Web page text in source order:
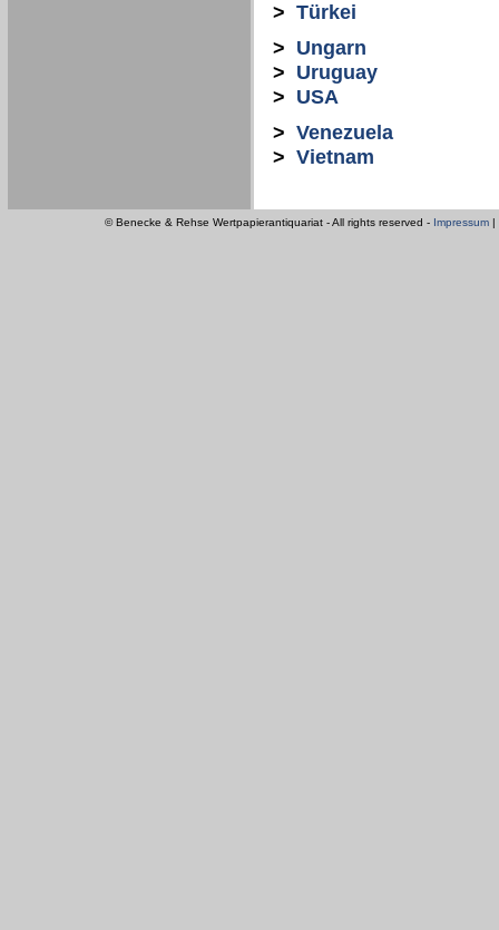
> Türkei
> Ungarn
> Uruguay
> USA
> Venezuela
> Vietnam
© Benecke & Rehse Wertpapierantiquariat - All rights reserved - Impressum |